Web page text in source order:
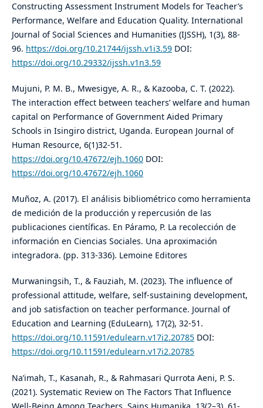
Constructing Assessment Instrument Models for Teacher’s
Performance, Welfare and Education Quality. International
Journal of Social Sciences and Humanities (IJSSH), 1(3), 88-
96. https://doi.org/10.21744/ijssh.v1i3.59DOI:
https://doi.org/10.29332/ijssh.v1n3.59
Mujuni, P. M. B., Mwesigye, A. R., & Kazooba, C. T. (2022).
The interaction effect between teachers’ welfare and human
capital on Performance of Government Aided Primary
Schools in Isingiro district, Uganda. European Journal of
Human Resource, 6(1)32-51.
https://doi.org/10.47672/ejh.1060DOI:
https://doi.org/10.47672/ejh.1060
Muñoz, A. (2017). El análisis bibliométrico como herramienta
de medición de la producción y repercusión de las
publicaciones científicas. En Páramo, P. La recolección de
información en Ciencias Sociales. Una aproximación
integradora. (pp. 313-336). Lemoine Editores
Murwaningsih, T., & Fauziah, M. (2023). The influence of
professional attitude, welfare, self-sustaining development,
and job satisfaction on teacher performance. Journal of
Education and Learning (EduLearn), 17(2), 32-51.
https://doi.org/10.11591/edulearn.v17i2.20785DOI:
https://doi.org/10.11591/edulearn.v17i2.20785
Na’imah, T., Kasanah, R., & Rahmasari Qurrota Aeni, P. S.
(2021). Systematic Review on The Factors That Influence
Well-Being Among Teachers. Sains Humanika, 13(2–3), 61-